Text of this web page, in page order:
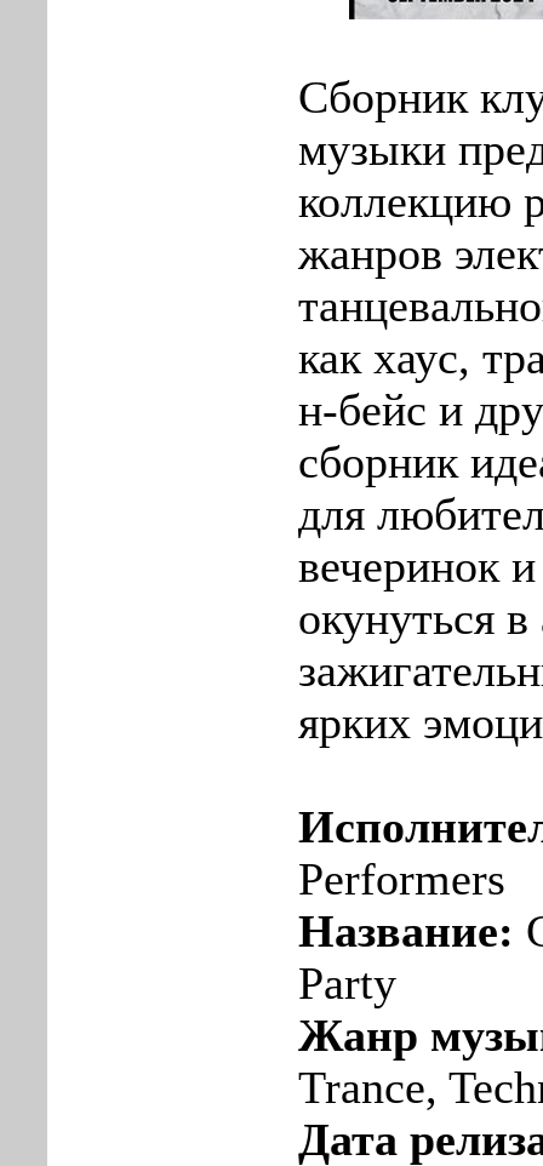
Сборник
музыки
коллекцию
жанров
как хаус,
н-бейс и
сборник
для
вечеринок
окунуться
ярких
Performers
Название:
Party
Жанр
Trance,
Дата